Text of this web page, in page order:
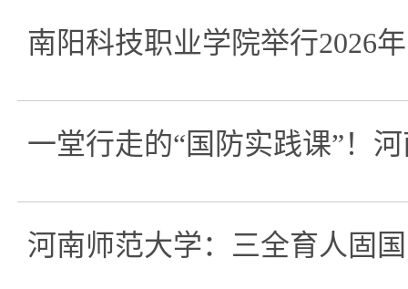
南阳科技职业学院举行2026
一堂行走的“国防实践课”！
河南师范大学：三全育人固